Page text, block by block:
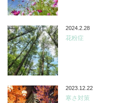
2024.2.28
花粉症
2023.12.22
寒さ対策